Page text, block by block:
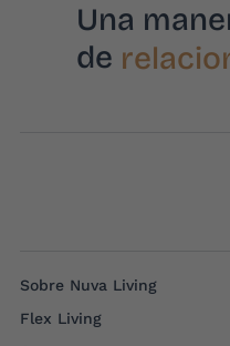
Una
de
vivir
Sobre Nuva Living
Flex Living